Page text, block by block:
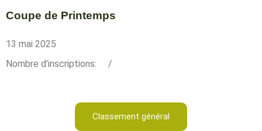
Coupe de Printemps
13 mai 2025
Nombre d’inscriptions:
/
Classement général